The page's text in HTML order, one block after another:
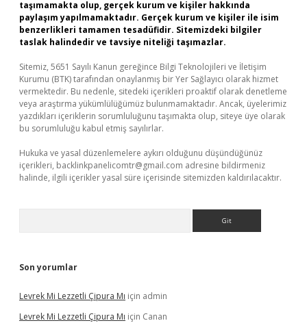
taşımamakta olup, gerçek kurum ve kişiler hakkında
paylaşım yapılmamaktadır. Gerçek kurum ve kişiler ile isim
benzerlikleri tamamen tesadüfidir. Sitemizdeki bilgiler
taslak halindedir ve tavsiye niteliği taşımazlar.
Sitemiz, 5651 Sayılı Kanun gereğince Bilgi Teknolojileri ve İletişim
Kurumu (BTK) tarafından onaylanmış bir Yer Sağlayıcı olarak hizmet
vermektedir. Bu nedenle, sitedeki içerikleri proaktif olarak denetleme
veya araştırma yükümlülüğümüz bulunmamaktadır. Ancak, üyelerimiz
yazdıkları içeriklerin sorumluluğunu taşımakta olup, siteye üye olarak
bu sorumluluğu kabul etmiş sayılırlar.
Hukuka ve yasal düzenlemelere aykırı olduğunu düşündüğünüz
içerikleri, backlinkpanelicomtr@gmail.com adresine bildirmeniz
halinde, ilgili içerikler yasal süre içerisinde sitemizden kaldırılacaktır.
Son yorumlar
Levrek Mi Lezzetli Çipura Mı için admin
Levrek Mi Lezzetli Çipura Mı için Canan